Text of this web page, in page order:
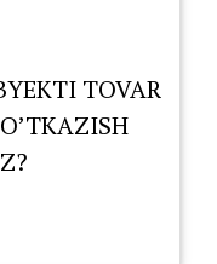
TOVAR